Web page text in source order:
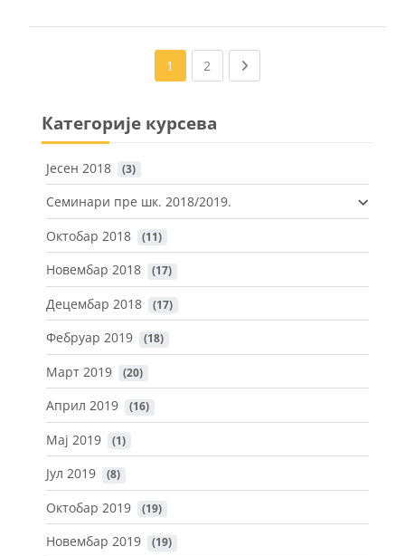
1 2 (current)Next page
Категорије курсева
Јесен 2018 (3)
Семинари пре шк. 2018/2019.
Октобар 2018
(11)
Новембар 2018 (17)
Децембар 2018 (17)
Фебруар 2019 (18)
Март 2019 (20)
Април 2019 (16)
Мај 2019 (1)
Јул 2019 (8)
Октобар 2019 (19)
Новембар 2019 (19)